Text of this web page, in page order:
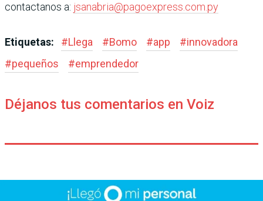
contactanos a: jsanabria@pagoexpress.com.py
Etiquetas: #Llega #Bomo #app #innovadora
#pequeños #emprendedor
Déjanos tus comentarios en Voiz